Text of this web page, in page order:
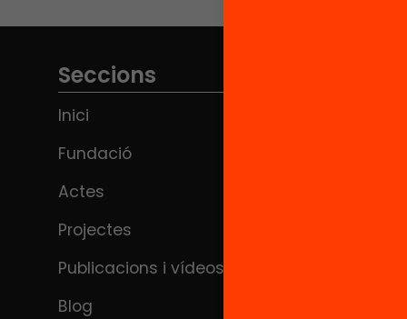
famílies més desafavorides participin
seus fills en les tasques […]
Seccions
Inici
Fundació
Actes
Projectes
Publicacions i vídeos
Blog